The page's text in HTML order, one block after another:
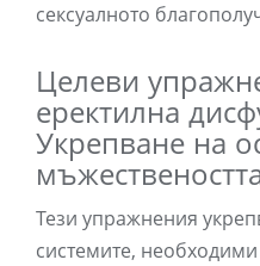
сексуалното
Целеви
еректилна
Укрепване на
Тези упражнения
системите,